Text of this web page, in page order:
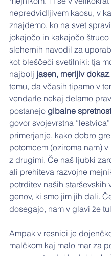
nepredvidljivem kaosu, v
znajdemo, ko na svet
jokajočo in kakajočo štruco
slehernih navodil za
kot bleščeči svetilniki: tja
najbolj jasen, merljiv dokaz
temu, da včasih tipamo v
vendarle nekaj delamo
postanejo gibalne
govor svojevrstna
primerjanje, kako dobro
potomcem (oziroma nam)
z drugimi. Če naš ljubki
ali prehiteva razvojne
potrditev naših starševskih
genov, ki smo jim jih dali.
dosegajo, nam v glavi že
Ampak v resnici je
malčkom kaj malo mar za